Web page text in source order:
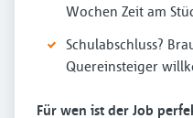
Wochen Zeit am
Schulabschluss?
Quereinsteiger
Für wen ist der Job